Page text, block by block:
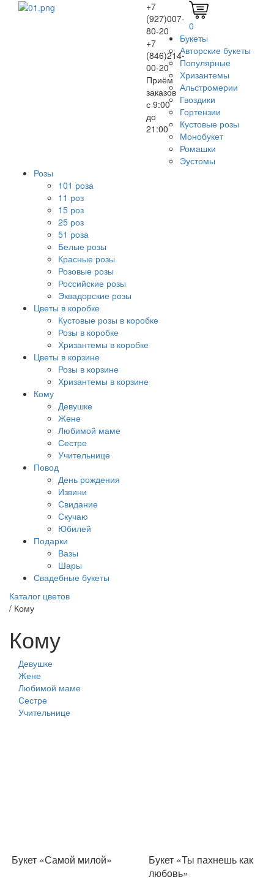
+7
(927)007-
80-20
+7
(846)214-
00-20
Приём
заказов
с 9:00
до
21:00
0
Букеты
Авторские букеты
Популярные
Хризантемы
Альстромерии
Гвоздики
Гортензии
Кустовые розы
Монобукет
Ромашки
Эустомы
Розы
101 роза
11 роз
15 роз
25 роз
51 роза
Белые розы
Красные розы
Розовые розы
Российские розы
Эквадорские розы
Цветы в коробке
Кустовые розы в коробке
Розы в коробке
Хризантемы в коробке
Цветы в корзине
Розы в корзине
Хризантемы в корзине
Кому
Девушке
Жене
Любимой маме
Сестре
Учительнице
Повод
День рождения
Извини
Свидание
Скучаю
Юбилей
Подарки
Вазы
Шары
Свадебные букеты
Каталог цветов
/ Кому
Кому
Девушке
Жене
Любимой маме
Сестре
Учительнице
Букет «Самой милой»
Букет «Ты пахнешь как
любовь»